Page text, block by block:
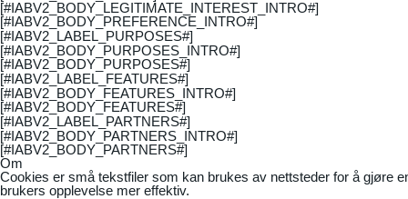
[#IABV2_BODY_LEGITIMATE_INTEREST_INTRO#]
[#IABV2_BODY_PREFERENCE_INTRO#]
[#IABV2_LABEL_PURPOSES#]
[#IABV2_BODY_PURPOSES_INTRO#]
[#IABV2_BODY_PURPOSES#]
[#IABV2_LABEL_FEATURES#]
[#IABV2_BODY_FEATURES_INTRO#]
[#IABV2_BODY_FEATURES#]
[#IABV2_LABEL_PARTNERS#]
[#IABV2_BODY_PARTNERS_INTRO#]
[#IABV2_BODY_PARTNERS#]
Om
Cookies er små tekstfiler som kan brukes av nettsteder for å gjøre
brukers opplevelse mer effektiv.